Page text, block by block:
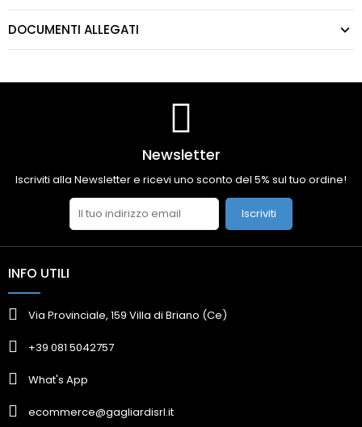
DOCUMENTI ALLEGATI
Newsletter
Iscriviti alla Newsletter e ricevi uno sconto del 5% sul tuo ordine!
Iscriviti
INFO UTILI
Via Provinciale, 159 Villa di Briano (Ce)
+39 081 5042757
What's App
ecommerce@gagliardisrl.it